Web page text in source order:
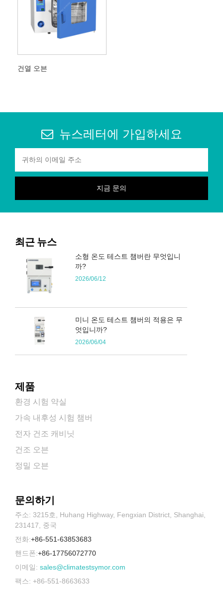
건열 오븐
뉴스레터에 가입하세요
최근 뉴스
소형 온도 테스트 챔버란 무엇입니
까?
2026/06/12
미니 온도 테스트 챔버의 적용은 무
엇입니까?
2026/06/04
제품
환경 시험 약실
가속 내후성 시험 챔버
전자 건조 캐비닛
건조 오븐
정밀 오븐
문의하기
주소: 3215호, Huhang Highway, Fengxian District, Shanghai,
231417, 중국
전화:+86-551-63853683
핸드폰:+86-17756072770
이메일: sales@climatestsymor.com
팩스: +86-551-8663633